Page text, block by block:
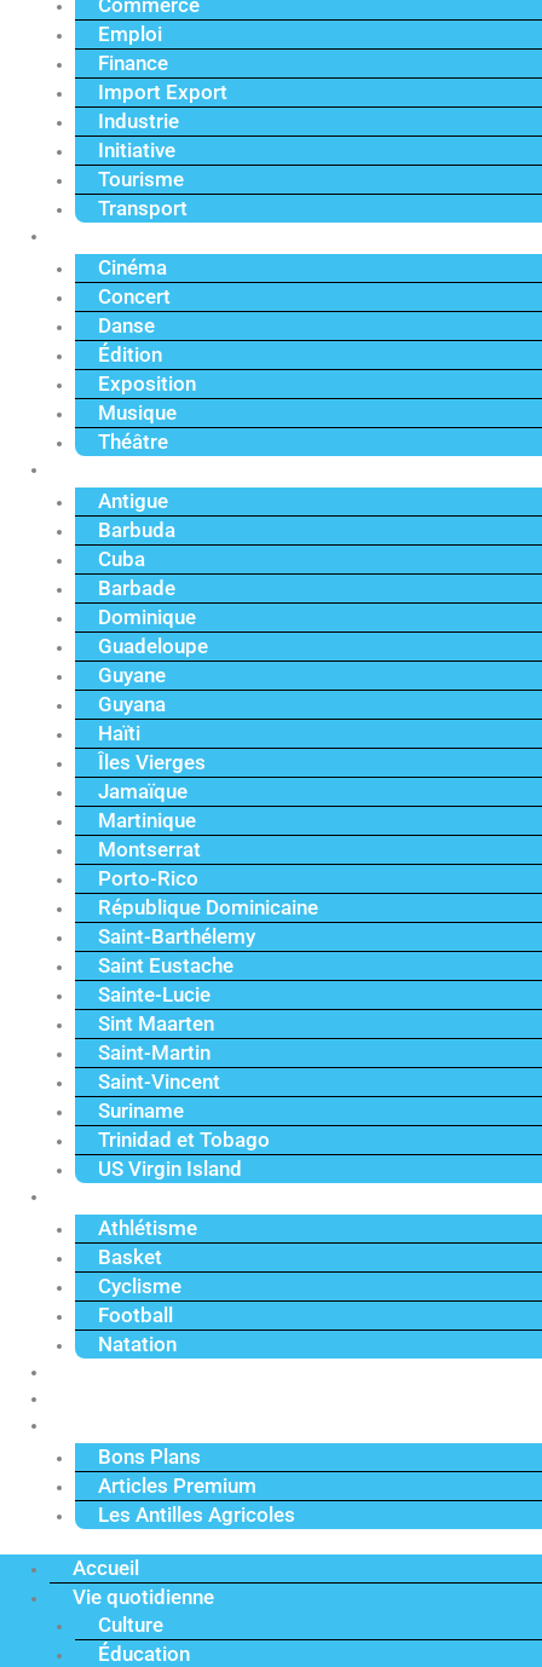
Commerce
Emploi
Finance
Import Export
Industrie
Initiative
Tourisme
Transport
Cinéma
Concert
Danse
Édition
Exposition
Musique
Théâtre
Antigue
Barbuda
Cuba
Barbade
Dominique
Guadeloupe
Guyane
Guyana
Haïti
Îles Vierges
Jamaïque
Martinique
Montserrat
Porto-Rico
République Dominicaine
Saint-Barthélemy
Saint Eustache
Sainte-Lucie
Sint Maarten
Saint-Martin
Saint-Vincent
Suriname
Trinidad et Tobago
US Virgin Island
Athlétisme
Basket
Cyclisme
Football
Natation
Bons Plans
Articles Premium
Les Antilles Agricoles
Accueil
Vie quotidienne
Culture
Éducation